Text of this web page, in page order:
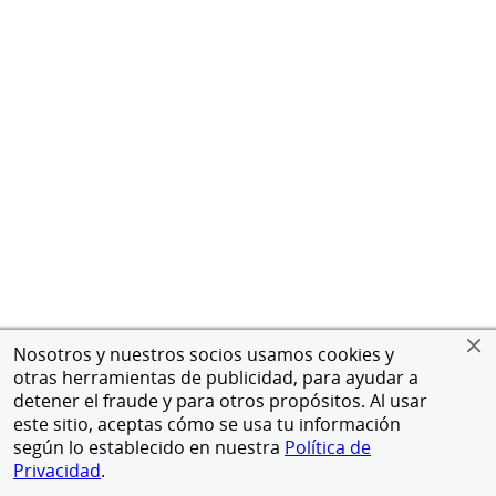
Nosotros y nuestros socios usamos cookies y
otras herramientas de publicidad, para ayudar a
detener el fraude y para otros propósitos. Al usar
este sitio, aceptas cómo se usa tu información
según lo establecido en nuestra Política de
Privacidad.